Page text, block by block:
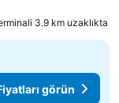
3.9 km uzaklıkta
görün